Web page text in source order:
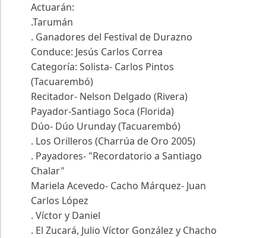
Actuarán:
.Tarumán
. Ganadores del Festival de Durazno
Conduce: Jesús Carlos Correa
Categoría: Solista- Carlos Pintos
(Tacuarembó)
Recitador- Nelson Delgado (Rivera)
Payador-Santiago Soca (Florida)
Dúo- Dúo Urunday (Tacuarembó)
. Los Orilleros (Charrúa de Oro 2005)
. Payadores- "Recordatorio a Santiago
Chalar"
Mariela Acevedo- Cacho Márquez- Juan
Carlos López
. Víctor y Daniel
. El Zucará, Julio Víctor González y Chacho